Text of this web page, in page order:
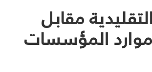
مقابل
المؤسسات